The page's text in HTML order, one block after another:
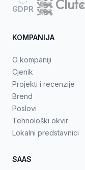
GDPR
KOMPANIJA
O kompaniji
Cjenik
Projekti i recenzije
Brend
Poslovi
Tehnološki okvir
Lokalni predstavnici
SAAS